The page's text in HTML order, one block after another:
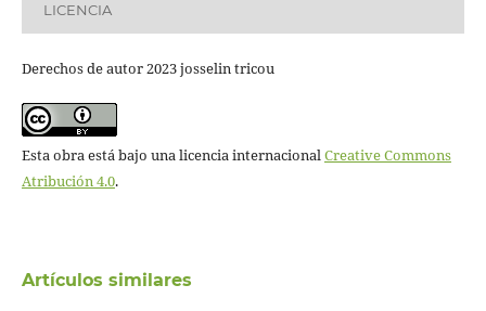
LICENCIA
Derechos de autor 2023 josselin tricou
Esta obra está bajo una licencia internacionalCreative Commons
Atribución 4.0.
Artículos similares